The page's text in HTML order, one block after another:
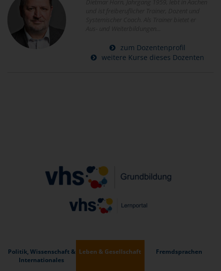
zum Dozentenprofil
weitere Kurse dieses Dozenten
Politik, Wissenschaft &
Internationales
Leben & Gesellschaft Fremdsprachen